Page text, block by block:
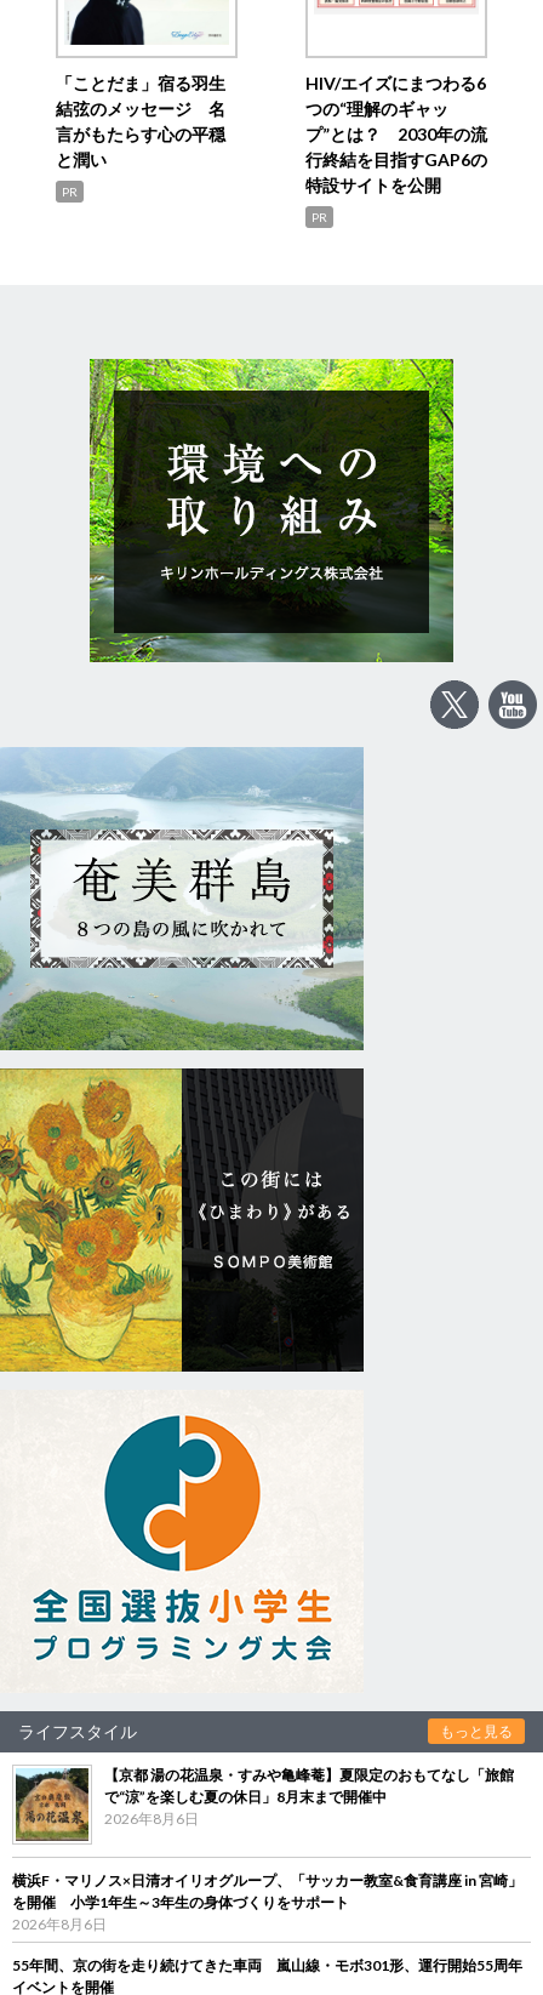
「ことだま」宿る羽生
結弦のメッセージ 名
言がもたらす心の平穏
と潤い
PR
HIV/エイズにまつわる6
つの“理解のギャッ
プ”とは？ 2030年の流
行終結を目指すGAP6の
特設サイトを公開
PR
ライフスタイル もっと見る
【京都 湯の花温泉・すみや亀峰菴】夏限定のおもてなし「旅館
で“涼”を楽しむ夏の休日」8月末まで開催中
2026年8月6日
横浜F・マリノス×日清オイリオグループ、「サッカー教室&食育講座 in 宮崎」
を開催 小学1年生～3年生の身体づくりをサポート
2026年8月6日
55年間、京の街を走り続けてきた車両 嵐山線・モボ301形、運行開始55周年
イベントを開催